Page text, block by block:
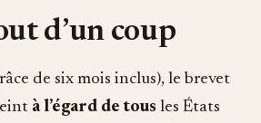
d’un coup
de six mois inclus), le brevet
à l’égard de tous les États